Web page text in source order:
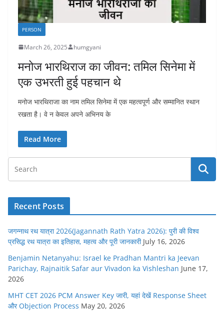
PERSON
March 26, 2025 humgyani
मनोज भारथिराज का जीवन: तमिल सिनेमा में
एक उभरती हुई पहचान थे
मनोज भारथिराजा का नाम तमिल सिनेमा में एक महत्वपूर्ण और सम्मानित स्थान
रखता है। वे न केवल अपने अभिनय के
Read More
Recent Posts
जगन्नाथ रथ यात्रा 2026(Jagannath Rath Yatra 2026): पुरी की विश्व
प्रसिद्ध रथ यात्रा का इतिहास, महत्व और पूरी जानकारी July 16, 2026
Benjamin Netanyahu: Israel ke Pradhan Mantri ka Jeevan
Parichay, Rajnaitik Safar aur Vivadon ka Vishleshan June 17,
2026
MHT CET 2026 PCM Answer Key जारी, यहां देखें Response Sheet
और Objection Process May 20, 2026